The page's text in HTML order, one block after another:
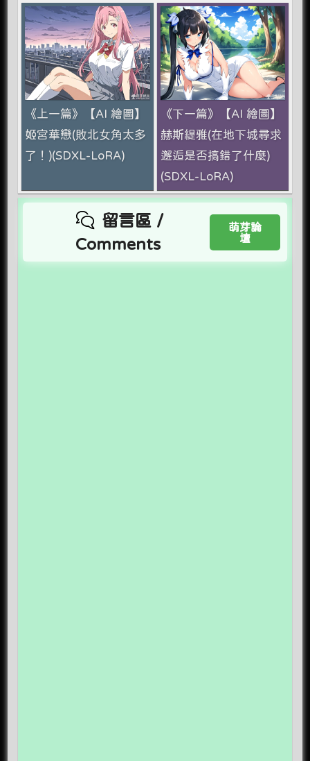
《上一篇》【AI 繪圖】
姬宮華戀(敗北女角太多
了！)(SDXL-LoRA)
《下一篇》【AI 繪圖】
赫斯緹雅(在地下城尋求
邂逅是否搞錯了什麼)
(SDXL-LoRA)
留言區 /
Comments
萌芽論
壇